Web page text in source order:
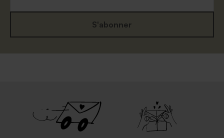
S'abonner